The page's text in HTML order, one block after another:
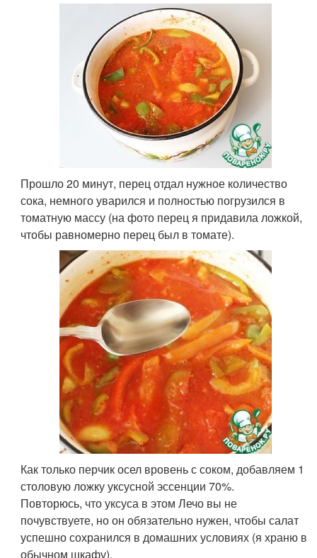
Прошло 20 минут, перец отдал нужное количество
сока, немного уварился и полностью погрузился в
томатную массу (на фото перец я придавила ложкой,
чтобы равномерно перец был в томате).
Как только перчик осел вровень с соком, добавляем 1
столовую ложку уксусной эссенции 70%.
Повторюсь, что уксуса в этом Лечо вы не
почувствуете, но он обязательно нужен, чтобы салат
успешно сохранился в домашних условиях (я храню в
обычном шкафу).